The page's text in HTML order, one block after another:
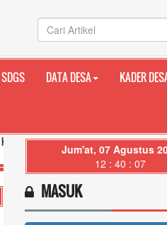
SDGS DATA DESA KADER
PROVINSI BALI
Jum'at, 07 Agustus
12 : 40 : 08
MASUK